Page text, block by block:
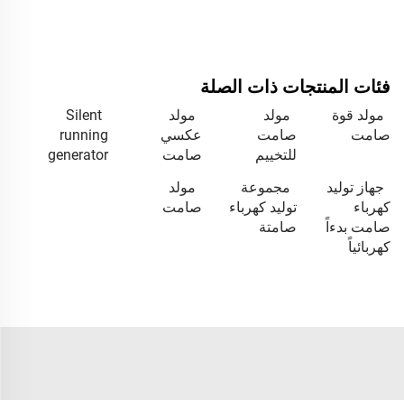
فئات المنتجات ذات الصلة
مولد قوة
صامت
مولد
صامت
للتخييم
مولد
عكسي
صامت
Silent
running
generator
جهاز توليد
كهرباء
صامت بدءاً
كهربائياً
مجموعة
توليد كهرباء
صامتة
مولد
صامت